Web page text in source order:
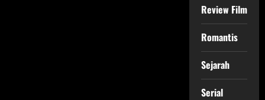
Review Film
Romantis
Sejarah
Serial